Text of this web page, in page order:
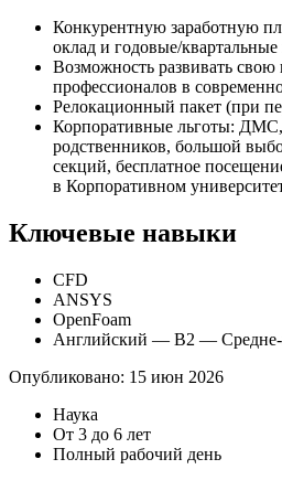
Конкурентную заработную
оклад и годовые/
Возможность развивать свою
профессионалов в
Релокационный пакет (при
Корпоративные льготы: ДМС,
родственников, большой
секций, бесплатное
в Корпоративном
Ключевые навыки
CFD
ANSYS
OpenFoam
Английский — B2 —
Опубликовано: 15 июн 2026
Наука
От 3 до 6 лет
Полный рабочий день